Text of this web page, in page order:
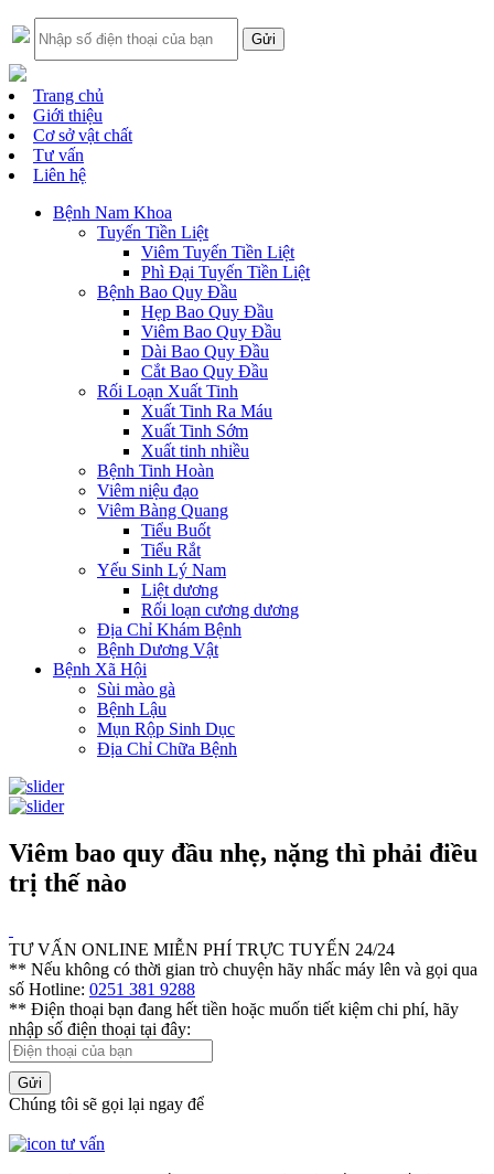
Trang chủ
Giới thiệu
Cơ sở vật chất
Tư vấn
Liên hệ
Bệnh Nam Khoa
Tuyến Tiền Liệt
Viêm Tuyến Tiền Liệt
Phì Đại Tuyến Tiền Liệt
Bệnh Bao Quy Đầu
Hẹp Bao Quy Đầu
Viêm Bao Quy Đầu
Dài Bao Quy Đầu
Cắt Bao Quy Đầu
Rối Loạn Xuất Tinh
Xuất Tinh Ra Máu
Xuất Tinh Sớm
Xuất tinh nhiều
Bệnh Tinh Hoàn
Viêm niệu đạo
Viêm Bàng Quang
Tiểu Buốt
Tiểu Rắt
Yếu Sinh Lý Nam
Liệt dương
Rối loạn cương dương
Địa Chỉ Khám Bệnh
Bệnh Dương Vật
Bệnh Xã Hội
Sùi mào gà
Bệnh Lậu
Mụn Rộp Sinh Dục
Địa Chỉ Chữa Bệnh
Viêm bao quy đầu nhẹ, nặng thì phải điều
trị thế nào
TƯ VẤN ONLINE MIỄN PHÍ TRỰC TUYẾN 24/24
** Nếu không có thời gian trò chuyện hãy nhấc máy lên và gọi qua
số Hotline: 0251 381 9288
** Điện thoại bạn đang hết tiền hoặc muốn tiết kiệm chi phí, hãy
nhập số điện thoại tại đây:
Gửi
Chúng tôi sẽ gọi lại ngay để